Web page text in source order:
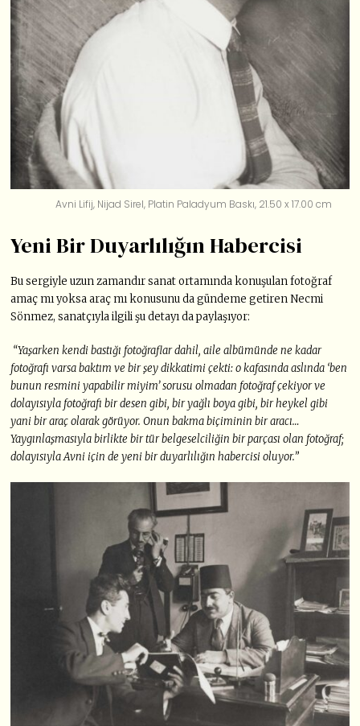
Avni Lifij, Nijad Sirel, Platin Paladyum Baskı, 21.50 x 17.00 cm
Yeni Bir Duyarlılığın Habercisi
Bu sergiyle uzun zamandır sanat ortamında konuşulan fotoğraf
amaç mı yoksa araç mı konusunu da gündeme getiren Necmi
Sönmez, sanatçıyla ilgili şu detayı da paylaşıyor:
“Yaşarken kendi bastığı fotoğraflar dahil, aile albümünde ne kadar
fotoğrafı varsa baktım ve bir şey dikkatimi çekti: o kafasında aslında ‘ben
bunun resmini yapabilir miyim’ sorusu olmadan fotoğraf çekiyor ve
dolayısıyla fotoğrafı bir desen gibi, bir yağlı boya gibi, bir heykel gibi
yani bir araç olarak görüyor. Onun bakma biçiminin bir aracı…
Yaygınlaşmasıyla birlikte bir tür belgeselciliğin bir parçası olan fotoğraf;
dolayısıyla Avni için de yeni bir duyarlılığın habercisi oluyor.”